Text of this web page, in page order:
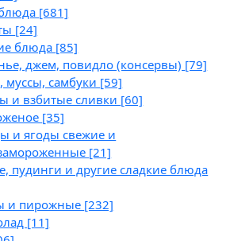
[681]
[24]
блюда [85]
джем, повидло (консервы) [79]
муссы, самбуки [59]
и взбитые сливки [60]
[35]
и ягоды свежие и
[21]
пудинги и другие сладкие блюда
и пирожные [232]
[11]